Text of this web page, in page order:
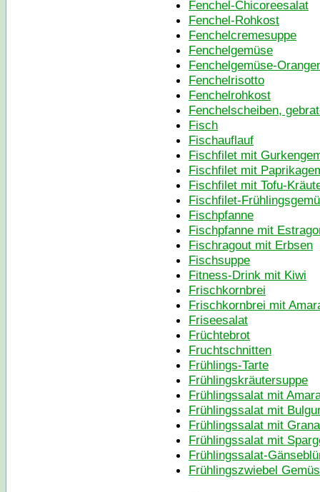
Fenchel-Chicoreesalat
Fenchel-Rohkost
Fenchelcremesuppe
Fenchelgemüse
Fenchelgemüse-
Fenchelrisotto
Fenchelrohkost
Fenchelscheiben,
Fisch
Fischauflauf
Fischfilet mit
Fischfilet mit
Fischfilet mit Tofu-
Fischfilet-
Fischpfanne
Fischpfanne mit
Fischragout mit Erbsen
Fischsuppe
Fitness-Drink mit Kiwi
Frischkornbrei
Frischkornbrei mit
Friseesalat
Früchtebrot
Fruchtschnitten
Frühlings-Tarte
Frühlingskräutersuppe
Frühlingssalat mit
Frühlingssalat mit
Frühlingssalat mit
Frühlingssalat mit
Frühlingssalat-
Frühlingszwiebel